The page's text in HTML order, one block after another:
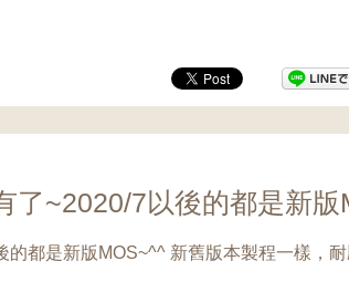
了~2020/7以後的都是新版
都是新版MOS~^^ 新舊版本製程一樣，